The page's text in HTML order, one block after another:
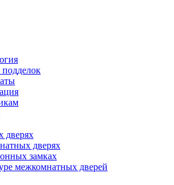
дверях
дверях
замках
межкомнатных дверей